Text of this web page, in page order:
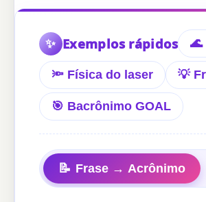
✨ Exemplos rápidos 🌊
🔦 Física do laser 💡
🎯 Bacrônimo GOAL
📝 Frase → Acrônimo